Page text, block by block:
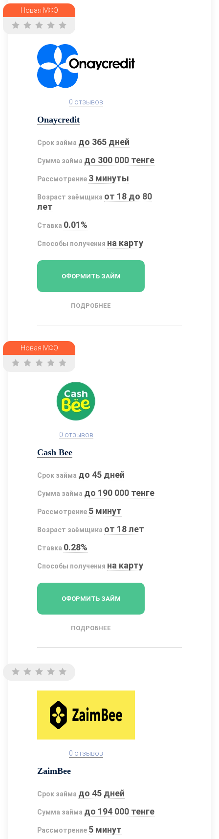
Новая МФО
0 отзывов
Onaycredit
Срок займа до 365 дней
Сумма займа до 300 000 тенге
Рассмотрение 3 минуты
Возраст заёмщика от 18 до 80
лет
Ставка 0.01%
Способы получения на карту
ОФОРМИТЬ ЗАЙМ
ПОДРОБНЕЕ
Новая МФО
0 отзывов
Cash Bee
Срок займа до 45 дней
Сумма займа до 190 000 тенге
Рассмотрение 5 минут
Возраст заёмщика от 18 лет
Ставка 0.28%
Способы получения на карту
ОФОРМИТЬ ЗАЙМ
ПОДРОБНЕЕ
0 отзывов
ZaimBee
Срок займа до 45 дней
Сумма займа до 194 000 тенге
Рассмотрение 5 минут